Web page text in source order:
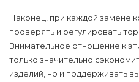
Наконец, при каждой замене
проверять и регулировать
Внимательное отношение к
только значительно
изделий, но и поддерживать